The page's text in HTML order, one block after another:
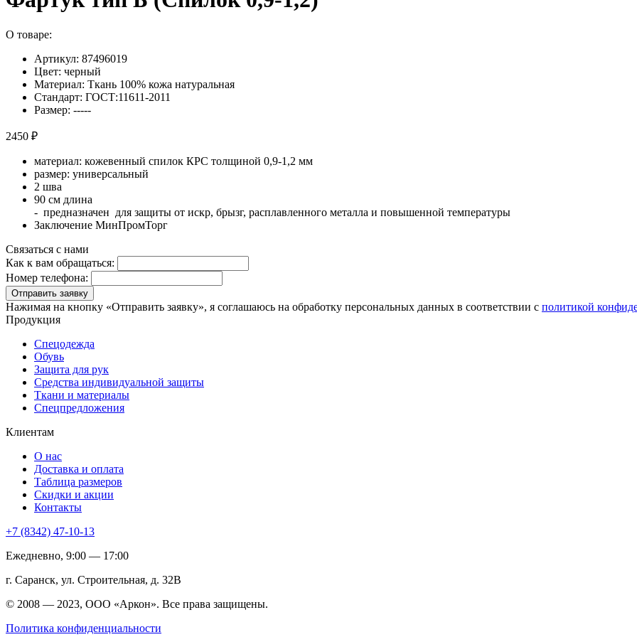
О товаре:
Артикул: 87496019
Цвет: черный
Материал: Ткань 100% кожа натуральная
Стандарт: ГОСТ:11611-2011
Размер: -----
2450 ₽
материал: кожевенный спилок КРС толщиной 0,9-1,2 мм
размер: универсальный
2 шва
90 см длина
- предназначен для защиты от искр, брызг, расплавленного металла и повышенной температуры
Заключение МинПромТорг
Связаться с нами
Как к вам обращаться:
Номер телефона:
Отправить заявку
Нажимая на кнопку «Отправить заявку», я соглашаюсь на обработку персональных данных в соответствии с политикой
Продукция
Спецодежда
Обувь
Защита для рук
Средства индивидуальной защиты
Ткани и материалы
Спецпредложения
Клиентам
О нас
Доставка и оплата
Таблица размеров
Скидки и акции
Контакты
+7 (8342) 47-10-13
Ежедневно, 9:00 — 17:00
г. Саранск, ул. Строительная, д. 32В
© 2008 — 2023, ООО «Аркон». Все права защищены.
Политика конфиденциальности